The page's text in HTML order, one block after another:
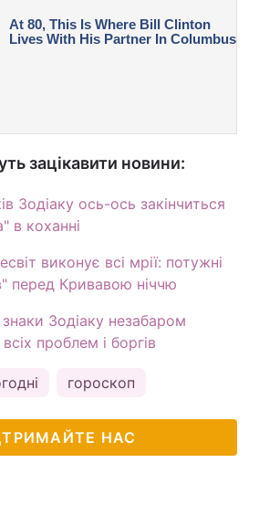
зацікавити новини:
Зодіаку ось-ось закінчиться
в коханні
виконує всі мрії: потужні
перед Кривавою ніччю
знаки Зодіаку незабаром
проблем і боргів
гороскоп
НАС